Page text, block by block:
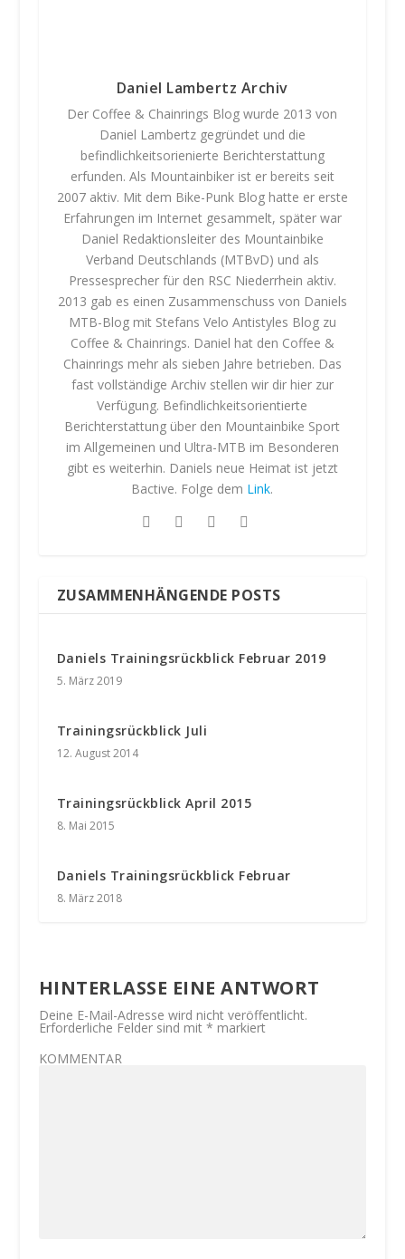
Daniel Lambertz Archiv
Der Coffee & Chainrings Blog wurde 2013 von
Daniel Lambertz gegründet und die
befindlichkeitsorienierte Berichterstattung
erfunden. Als Mountainbiker ist er bereits seit
2007 aktiv. Mit dem Bike-Punk Blog hatte er erste
Erfahrungen im Internet gesammelt, später war
Daniel Redaktionsleiter des Mountainbike
Verband Deutschlands (MTBvD) und als
Pressesprecher für den RSC Niederrhein aktiv.
2013 gab es einen Zusammenschuss von Daniels
MTB-Blog mit Stefans Velo Antistyles Blog zu
Coffee & Chainrings. Daniel hat den Coffee &
Chainrings mehr als sieben Jahre betrieben. Das
fast vollständige Archiv stellen wir dir hier zur
Verfügung. Befindlichkeitsorientierte
Berichterstattung über den Mountainbike Sport
im Allgemeinen und Ultra-MTB im Besonderen
gibt es weiterhin. Daniels neue Heimat ist jetzt
Bactive. Folge dem Link.
ZUSAMMENHÄNGENDE POSTS
Daniels Trainingsrückblick Februar 2019
5. März 2019
Trainingsrückblick Juli
12. August 2014
Trainingsrückblick April 2015
8. Mai 2015
Daniels Trainingsrückblick Februar
8. März 2018
HINTERLASSE EINE ANTWORT
Deine E-Mail-Adresse wird nicht veröffentlicht.
Erforderliche Felder sind mit * markiert
KOMMENTAR